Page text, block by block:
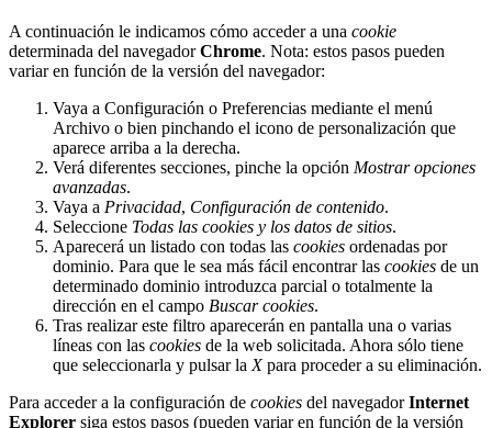
A continuación le indicamos cómo acceder a una cookie
determinada del navegadorChrome. Nota: estos pasos pueden
variar en función de la versión del navegador:
Vaya a Configuración o Preferencias mediante el menú
Archivo o bien pinchando el icono de personalización que
aparece arriba a la derecha.
Verá diferentes secciones, pinche la opción Mostrar opciones
avanzadas.
Vaya a Privacidad, Configuración de contenido.
Seleccione Todas las cookies y los datos de sitios.
Aparecerá un listado con todas las cookies ordenadas por
dominio. Para que le sea más fácil encontrar las cookies de un
determinado dominio introduzca parcial o totalmente la
dirección en el campo Buscar cookies.
Tras realizar este filtro aparecerán en pantalla una o varias
líneas con las cookies de la web solicitada. Ahora sólo tiene
que seleccionarla y pulsar la Xpara proceder a su eliminación.
Para acceder a la configuración de cookies del navegadorInternet
Explorer siga estos pasos (pueden variar en función de la versión